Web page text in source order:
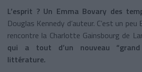
L’esprit ? Un Emma Bovary des
Douglas Kennedy d’auteur. C’est un peu
rencontre la Charlotte Gainsbourg de
qui a tout d’un nouveau
littérature.